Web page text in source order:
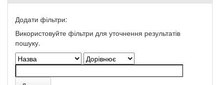
Додати фільтри:
Використовуйте фільтри для уточнення результатів
пошуку.